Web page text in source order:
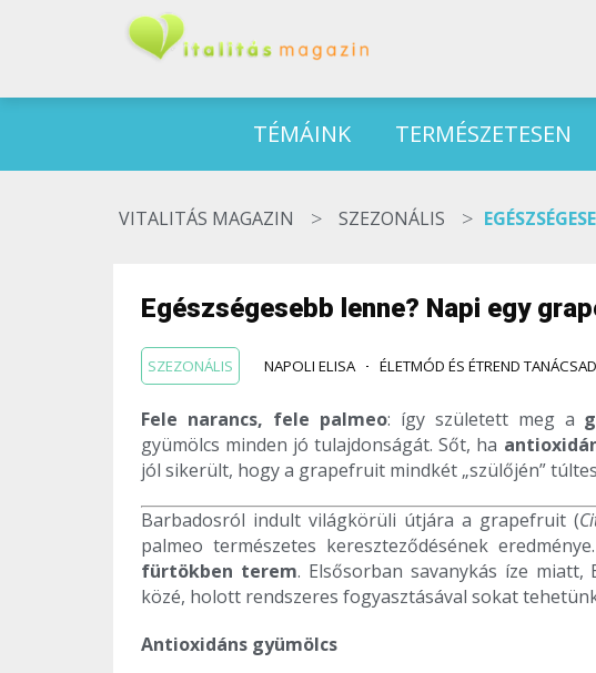
TÉMÁINK TERMÉSZETESEN
VITALITÁS MAGAZIN > SZEZONÁLIS >
Egészségesebb lenne? Napi egy
SZEZONÁLIS NAPOLI ELISA ÉLETMÓD ÉS ÉTREND
Fele narancs, fele palmeo: így született meg a
gyümölcs minden jó tulajdonságát. Sőt, ha
jól sikerült, hogy a grapefruit mindkét „szülőjén”
Barbadosról indult világkörüli útjára a grapefruit (
palmeo természetes kereszteződésének
fürtökben terem. Elsősorban savanykás íze
közé, holott rendszeres fogyasztásával sokat
Antioxidáns gyümölcs